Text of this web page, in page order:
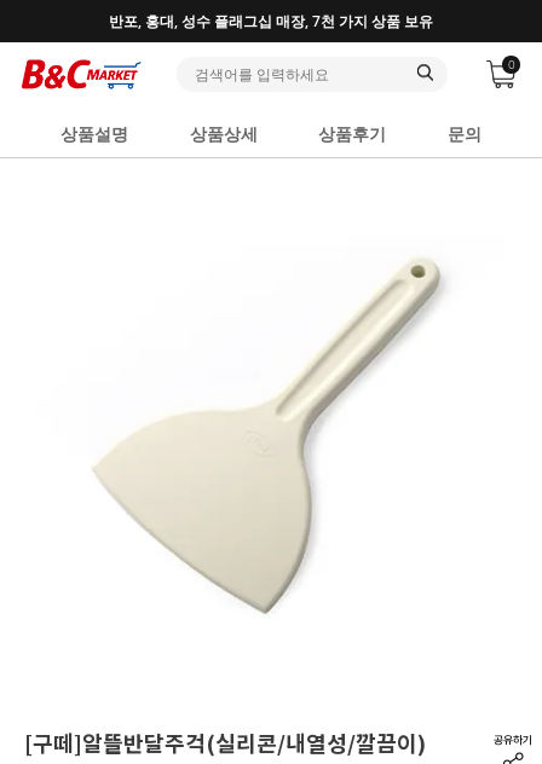
반포, 홍대, 성수 플래그십 매장, 7천 가지 상품 보유
0
상품설명 상품상세 상품후기 문의
[구떼]알뜰반달주걱(실리콘/내열성/깔끔이)